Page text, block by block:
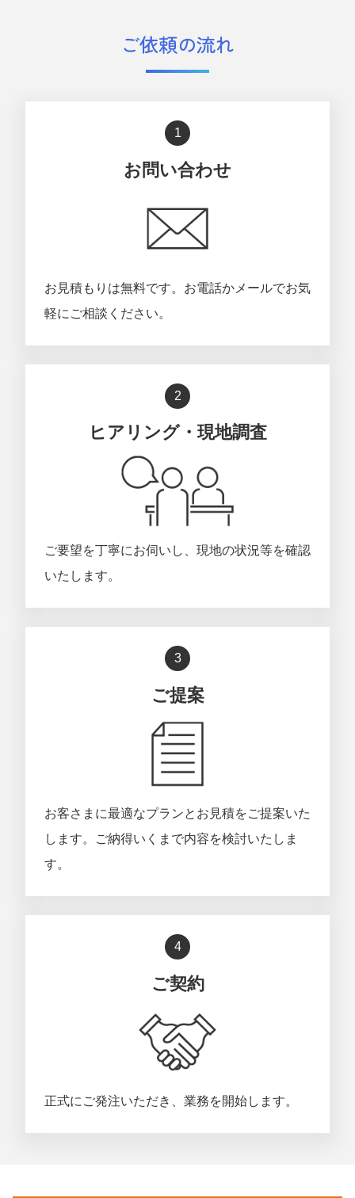
ご依頼の流れ
1
お問い合わせ
お見積もりは無料です。お電話かメールでお気
軽にご相談ください。
2
ヒアリング・現地調査
ご要望を丁寧にお伺いし、現地の状況等を確認
いたします。
3
ご提案
お客さまに最適なプランとお見積をご提案いた
します。ご納得いくまで内容を検討いたしま
す。
4
ご契約
正式にご発注いただき、業務を開始します。